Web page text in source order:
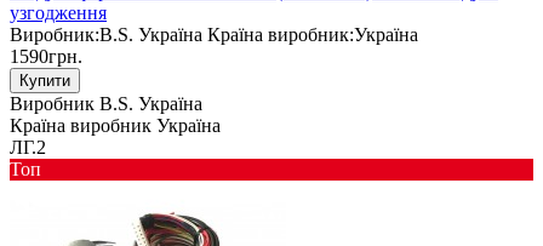
узгодження
Виробник:B.S. Україна Країна виробник:Україна
1590грн.
Купити
Виробник B.S. Україна
Країна виробник Україна
ЛГ.2
Toп